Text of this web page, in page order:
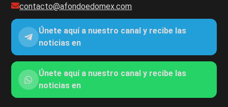
contacto@afondoedomex.com
Únete aquí a nuestro canal y recibe las
noticias en
Únete aquí a nuestro canal y recibe las
noticias en